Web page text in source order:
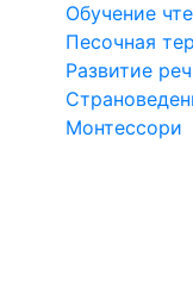
Обучение
Песочная
Развитие
Монтессори